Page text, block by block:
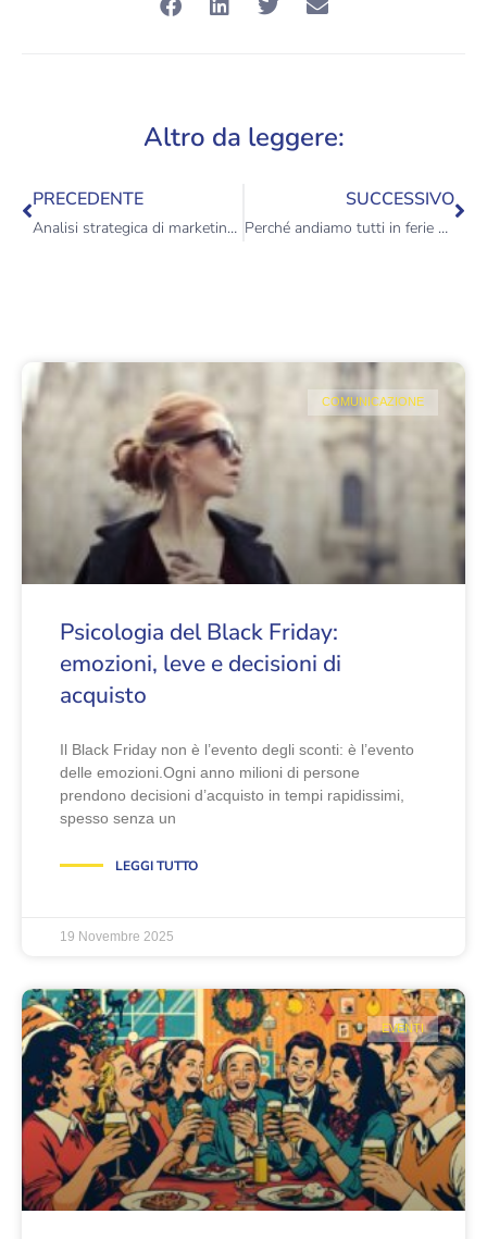
Altro da leggere:
PRECEDENTE
Analisi strategica di marketing: guida completa per PMI e brand
SUCCESSIVO
Perché andiamo tutti in ferie ad agosto? Una tradizione lunga duemila anni
COMUNICAZIONE
Psicologia del Black Friday:
emozioni, leve e decisioni di
acquisto
Il Black Friday non è l’evento degli sconti: è l’evento
delle emozioni.Ogni anno milioni di persone
prendono decisioni d’acquisto in tempi rapidissimi,
spesso senza un
LEGGI TUTTO
19 Novembre 2025
EVENTI